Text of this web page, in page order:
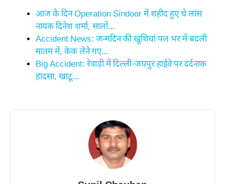
आज के दिन Operation Sindoor में शहीद हुए थे लांस
नायक दिनेश शर्मा, सालों…
Accident News: जन्मदिन की खुशियां पल भर में बदली
मातम में, केक लेने गए…
Big Accident: रेवाड़ी में दिल्ली-जयपुर हाईवे पर दर्दनाक
हादसा, खाटू…